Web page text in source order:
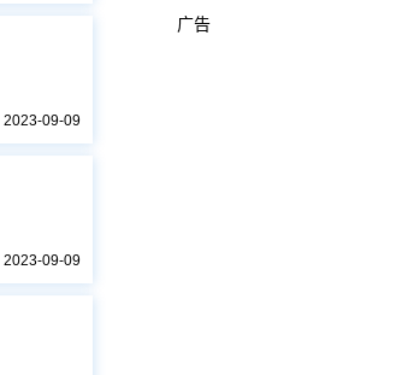
2023-09-09
2023-09-09
广告